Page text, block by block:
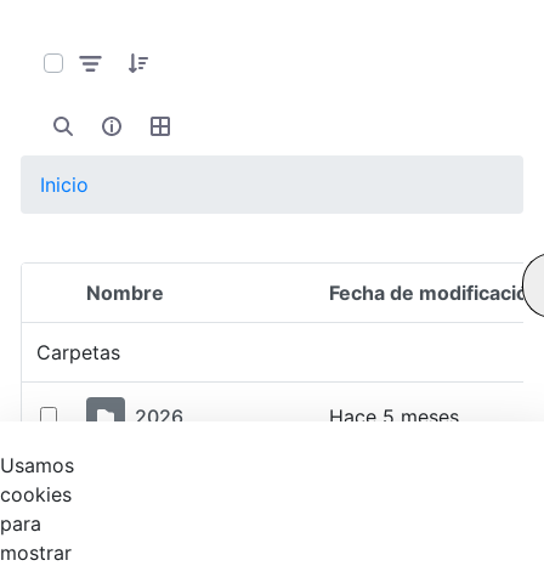
Inicio
Selección del elemento
Nombre Fecha de modificación
Carpetas
2026 Hace 5 meses
Usamos
cookies
para
mostrar